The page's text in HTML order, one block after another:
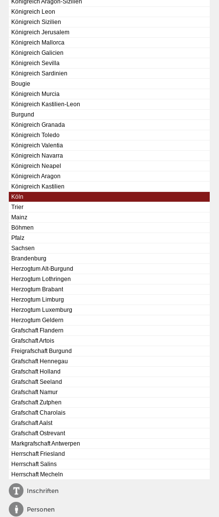
Ganz neue Vorstellung des Rheinstroms 1794
Details der historischen Rheinkarte
Deutsch-französische Geschichte am Rhein
Chronologie der deutsch-französischen Geschichte
KAISER KARL V.
Wappentafel mit den Wappen Kaiser Karls V.
DIE NATIONALVERSAMMLUNG IN DER PAULSKIRCHE 1848
Fraktionen und Abgeordnete
Details und Debatten
Politische Ziele der Fraktionen
Fragen und Antworten
Königreich Aragon-Sizilien
Königreich Leon
Königreich Sizilien
Königreich Jerusalem
Königreich Mallorca
Königreich Galicien
Königreich Sevilla
Königreich Sardinien
Bougie
Königreich Murcia
Königreich Kastilien-Leon
Burgund
Königreich Granada
Königreich Toledo
Königreich Valentia
Königreich Navarra
Königreich Neapel
Königreich Aragon
Königreich Kastilien
Köln
Trier
Mainz
Böhmen
Pfalz
Sachsen
Brandenburg
Herzogtum Alt-Burgund
Herzogtum Lothringen
Herzogtum Brabant
Herzogtum Limburg
Herzogtum Luxemburg
Herzogtum Geldern
Grafschaft Flandern
Grafschaft Artois
Freigrafschaft Burgund
Grafschaft Hennegau
Grafschaft Holland
Grafschaft Seeland
Grafschaft Namur
Grafschaft Zutphen
Grafschaft Charolais
Grafschaft Aalst
Grafschaft Ostrevant
Markgrafschaft Antwerpen
Herrschaft Friesland
Herrschaft Salins
Herrschaft Mecheln
Inschriften
Personen